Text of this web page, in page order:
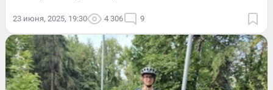
23 июня, 2025, 19:30 4 306 9